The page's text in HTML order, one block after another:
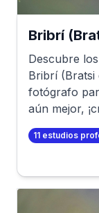
Bribrí
Descubre
Bribrí (Bratsi
fotógrafo
aún mejor,
en minutos!
11 estudios